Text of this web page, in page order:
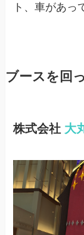
ト、車があっ
ブースを回
株式会社 大